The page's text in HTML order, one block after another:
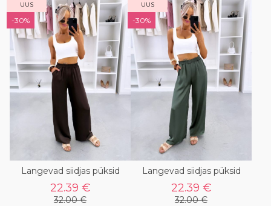
UUS
-30%
Langevad siidjas püksid
22.39 €
32.00 €
UUS
-30%
Langevad siidjas püksid
22.39 €
32.00 €